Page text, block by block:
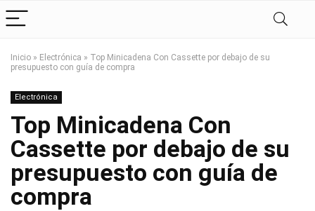
Inicio » Electrónica » Top Minicadena Con Cassette por debajo de su
presupuesto con guía de compra
Electrónica
Top Minicadena Con
Cassette por debajo de su
presupuesto con guía de
compra